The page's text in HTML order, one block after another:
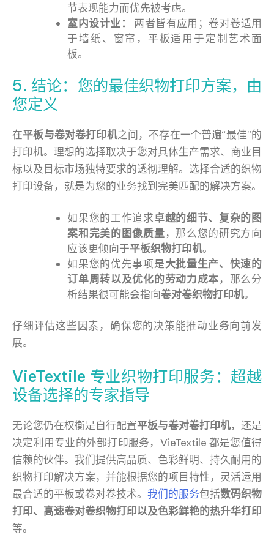
节表现能力而优先被考虑。
室内设计业：
两者皆有应用；卷对卷适用
于墙纸、窗帘，平板适用于定制艺术面
板。
5. 结论：您的最佳织物打印方案，由
您定义
在平板与卷对卷打印机之间，不存在一个普遍“最佳”的
打印机。理想的选择取决于您对具体生产需求、商业目
标以及目标市场独特要求的透彻理解。选择合适的织物
打印设备，就是为您的业务找到完美匹配的解决方案。
如果您的工作追求卓越的细节、复杂的图
案和完美的图像质量，那么您的研究方向
应该更倾向于平板织物打印机。
如果您的优先事项是大批量生产、快速的
订单周转以及优化的劳动力成本，那么分
析结果很可能会指向卷对卷织物打印机。
仔细评估这些因素，确保您的决策能推动业务向前发
展。
VieTextile 专业织物打印服务：超越
设备选择的专家指导
无论您仍在权衡是自行配置平板与卷对卷打印机，还是
决定利用专业的外部打印服务，VieTextile 都是您值得
信赖的伙伴。我们提供高品质、色彩鲜明、持久耐用的
织物打印解决方案，并能根据您的项目特性，灵活运用
最合适的平板或卷对卷技术。 我们的服务包括数码织物
打印、高速卷对卷织物打印以及色彩鲜艳的热升华打印
等。